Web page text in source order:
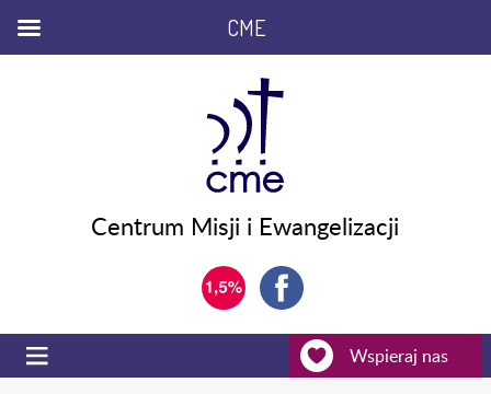
Centrum Misji i Ewangelizacji
Wspieraj nas
CME